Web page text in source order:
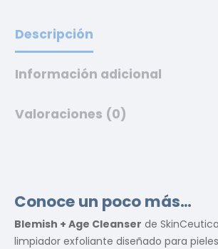
Descripción
Información adicional
Valoraciones (0)
Conoce un poco más…
Blemish + Age Cleanser de
limpiador exfoliante diseñado para